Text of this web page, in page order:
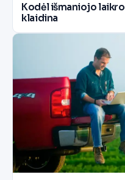
Kodėl išmaniojo
klaidina